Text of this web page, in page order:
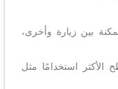
بين زيارة وأخرى،
استخدامًا مثل